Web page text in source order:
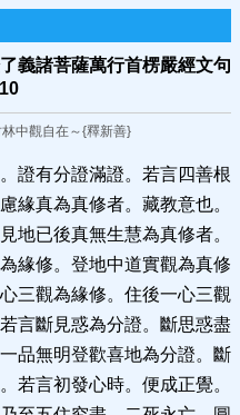
義諸菩薩​萬行首楞嚴經文句
中觀自在～{釋新善}
證有分證滿證。若言四善根
緣真為真修者。藏教意也。
地已後真無生慧為真修者。
緣修。登地中道實觀為真修
三觀為緣修。住後一心三觀
言斷見惑為分證。斷思惑盡
品無明登歡喜地為分證。斷
若言初發心時。便成正覺。